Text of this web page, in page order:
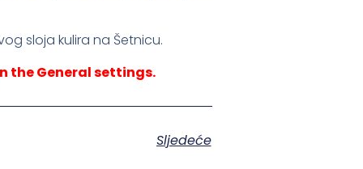
sloja kulira na Šetnicu.
the General settings.
Sljedeće